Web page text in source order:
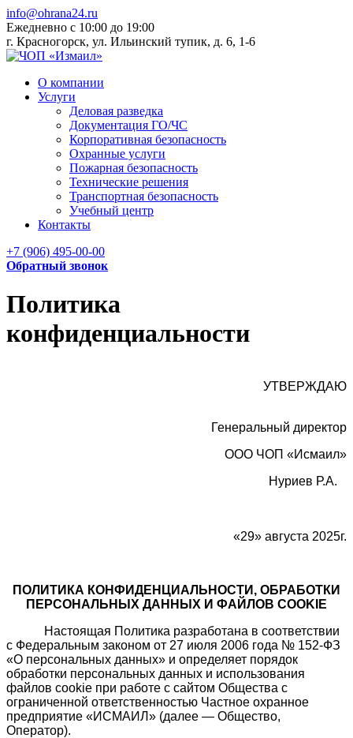
info@ohrana24.ru
Ежедневно c 10:00 до 19:00
г. Красногорск, ул. Ильинский тупик, д. 6, 1-6
О компании
Услуги
Деловая разведка
Документация ГО/ЧС
Корпоративная безопасность
Охранные услуги
Пожарная безопасность
Технические решения
Транспортная безопасность
Учебный центр
Контакты
+7 (906) 495-00-00
Обратный звонок
Политика
конфиденциальности
УТВЕРЖДАЮ
Генеральный директор
ООО ЧОП «Исмаил»
Нуриев Р.А.
«29» августа 2025г.
ПОЛИТИКА КОНФИДЕНЦИАЛЬНОСТИ, ОБРАБОТКИ
ПЕРСОНАЛЬНЫХ ДАННЫХ И ФАЙЛОВ COOKIE
Настоящая Политика разработана в соответствии
с Федеральным законом от 27 июля 2006 года № 152-ФЗ
«О персональных данных» и определяет порядок
обработки персональных данных и использования
файлов cookie при работе с сайтом Общества с
ограниченной ответственностью Частное охранное
предприятие «ИСМАИЛ» (далее — Общество,
Оператор).